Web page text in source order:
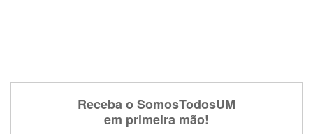
Receba o SomosTodosUM
em primeira mão!